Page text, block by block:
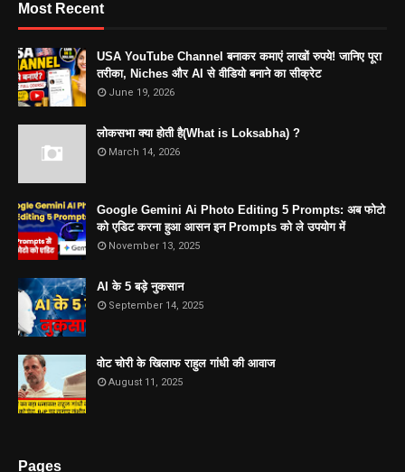
Most Recent
USA YouTube Channel बनाकर कमाएं लाखों रुपये! जानिए पूरा
तरीका, Niches और AI से वीडियो बनाने का सीक्रेट
June 19, 2026
लोकसभा क्या होती है(What is Loksabha) ?
March 14, 2026
Google Gemini Ai Photo Editing 5 Prompts: अब फोटो
को एडिट करना हुआ आसन इन Prompts को ले उपयोग में
November 13, 2025
AI के 5 बड़े नुकसान
September 14, 2025
वोट चोरी के खिलाफ राहुल गांधी की आवाज
August 11, 2025
Pages